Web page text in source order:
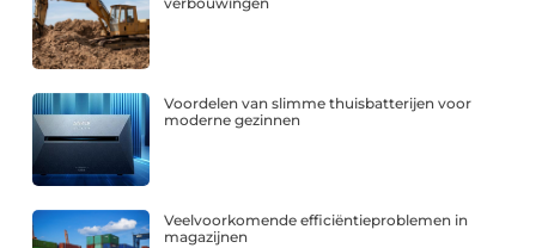
Voordelen van slimme thuisbatterijen voor
moderne gezinnen
Veelvoorkomende efficiëntieproblemen in
magazijnen